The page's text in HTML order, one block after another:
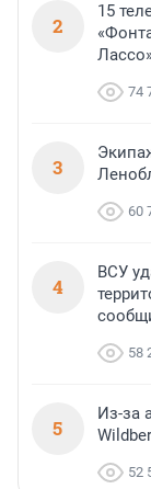
2
15
74
3
60
4
ВСУ
58
5
Из-за
52